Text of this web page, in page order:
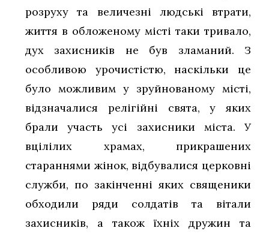
розруху та величезні людські втрати,
життя в обложеному місті таки тривало,
дух захисників не був зламаний. З
особливою урочистістю, наскільки це
було можливим у зруйнованому місті,
відзначалися релігійні свята, у яких
брали участь усі захисники міста. У
вцілілих храмах, прикрашених
стараннями жінок, відбувалися церковні
служби, по закінченні яких священики
обходили ряди солдатів та вітали
захисників, а також їхніх дружин та